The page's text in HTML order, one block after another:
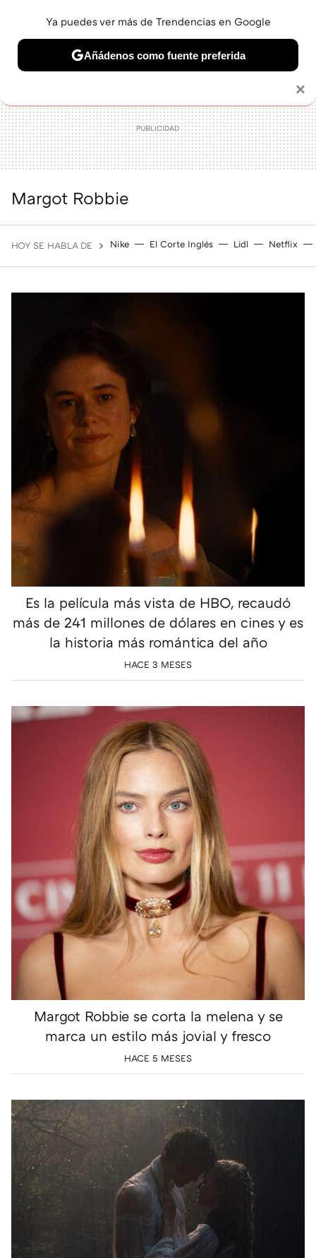
BELLEZA SHOPPING VIAJES GASTRO SNEAKERS
Margot Robbie
HOY SE HABLA DE Nike El Corte Inglés Lidl Netflix
Es la película más vista de HBO, recaudó
más de 241 millones de dólares en cines y es
la historia más romántica del año
HACE 3 MESES
Margot Robbie se corta la melena y se
marca un estilo más jovial y fresco
HACE 5 MESES
×
Ya puedes ver más de Trendencias en Google
Añádenos como fuente preferida